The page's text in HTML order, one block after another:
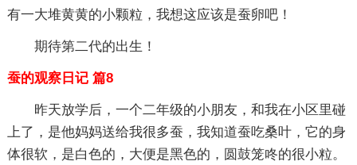
有一大堆黄黄的小颗粒，我想这应该是蚕卵吧！
期待第二代的出生！
蚕的观察日记 篇8
昨天放学后，一个二年级的小朋友，和我在小区里碰
上了，是他妈妈送给我很多蚕，我知道蚕吃桑叶，它的身
体很软，是白色的，大便是黑色的，圆鼓笼咚的很小粒。